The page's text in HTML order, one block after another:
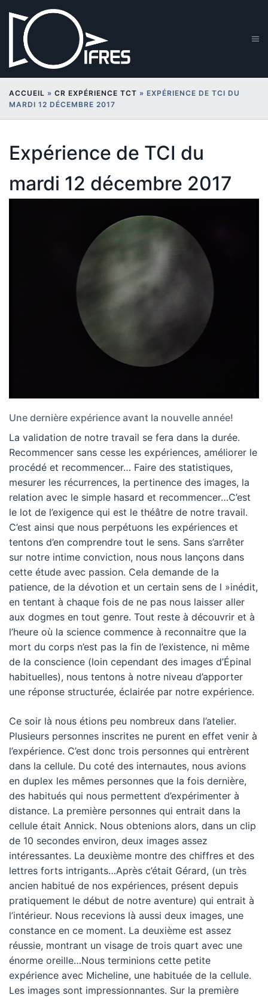
contenu
ACCUEIL » CR EXPÉRIENCE TCT » EXPÉRIENCE DE TCI DU
MARDI 12 DÉCEMBRE 2017
Expérience de TCI du
mardi 12 décembre 2017
Une dernière expérience avant la nouvelle année!
La validation de notre travail se fera dans la durée.
Recommencer sans cesse les expériences, améliorer le
procédé et recommencer… Faire des statistiques,
mesurer les récurrences, la pertinence des images, la
relation avec le simple hasard et recommencer…C’est
le lot de l’exigence qui est le théâtre de notre travail.
C’est ainsi que nous perpétuons les expériences et
tentons d’en comprendre tout le sens. Sans s’arrêter
sur notre intime conviction, nous nous lançons dans
cette étude avec passion. Cela demande de la
patience, de la dévotion et un certain sens de l »inédit,
en tentant à chaque fois de ne pas nous laisser aller
aux dogmes en tout genre. Tout reste à découvrir et à
l’heure où la science commence à reconnaitre que la
mort du corps n’est pas la fin de l’existence, ni même
de la conscience (loin cependant des images d’Épinal
habituelles), nous tentons à notre niveau d’apporter
une réponse structurée, éclairée par notre expérience.
Ce soir là nous étions peu nombreux dans l’atelier.
Plusieurs personnes inscrites ne purent en effet venir à
l’expérience. C’est donc trois personnes qui entrèrent
dans la cellule. Du coté des internautes, nous avions
en duplex les mêmes personnes que la fois dernière,
des habitués qui nous permettent d’expérimenter à
distance. La première personnes qui entrait dans la
cellule était Annick. Nous obtenions alors, dans un clip
de 10 secondes environ, deux images assez
intéressantes. La deuxième montre des chiffres et des
lettres forts intrigants…Après c’était Gérard, (un très
ancien habitué de nos expériences, présent depuis
pratiquement le début de notre aventure) qui entrait à
l’intérieur. Nous recevions là aussi deux images, une
constance en ce moment. La deuxième est assez
réussie, montrant un visage de trois quart avec une
énorme oreille…Nous terminions cette petite
expérience avec Micheline, une habituée de la cellule.
Les images sont impressionnantes. Sur la première